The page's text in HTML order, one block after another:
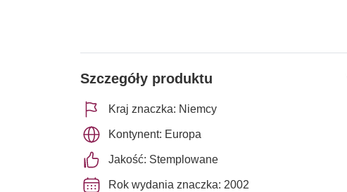
Szczegóły produktu
Kraj znaczka: Niemcy
Kontynent: Europa
Jakość: Stemplowane
Rok wydania znaczka: 2002